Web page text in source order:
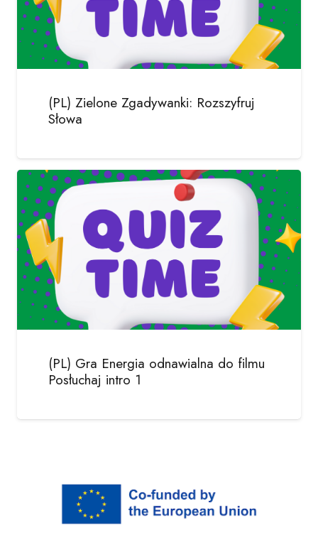
(PL) Zielone Zgadywanki: Rozszyfruj
Słowa
(PL) Gra Energia odnawialna do filmu
Posłuchaj intro 1